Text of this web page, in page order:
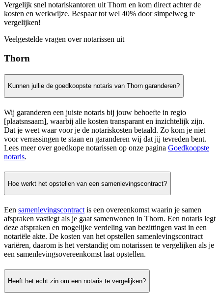
Vergelijk snel notariskantoren uit Thorn en kom direct achter de
kosten en werkwijze. Bespaar tot wel 40% door simpelweg te
vergelijken!
Veelgestelde vragen over notarissen uit
Thorn
Kunnen jullie de goedkoopste notaris van Thorn garanderen?
Wij garanderen een juiste notaris bij jouw behoefte in regio
[plaatsnsaam], waarbij alle kosten transparant en inzichtelijk zijn.
Dat je weet waar voor je de notariskosten betaald. Zo kom je niet
voor verrassingen te staan en garanderen wij dat jij tevreden bent.
Lees meer over goedkope notarissen op onze pagina Goedkoopste
notaris.
Hoe werkt het opstellen van een samenlevingscontract?
Een samenlevingscontract is een overeenkomst waarin je samen
afspraken vastlegt als je gaat samenwonen in Thorn. Een notaris legt
deze afspraken en mogelijke verdeling van bezittingen vast in een
notariële akte. De kosten van het opstellen samenlevingscontract
variëren, daarom is het verstandig om notarissen te vergelijken als je
een samenlevingsovereenkomst laat opstellen.
Heeft het echt zin om een notaris te vergelijken?